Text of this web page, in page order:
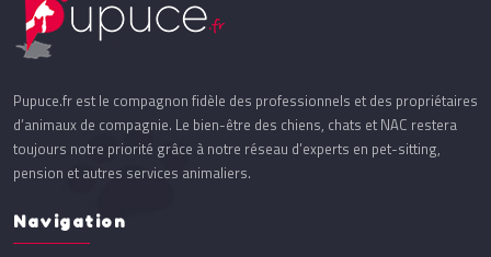
Pupuce.fr est le compagnon fidèle des professionnels et des propriétaires
d’animaux de compagnie. Le bien-être des chiens, chats et NAC restera
toujours notre priorité grâce à notre réseau d’experts en pet-sitting,
pension et autres services animaliers.
Navigation